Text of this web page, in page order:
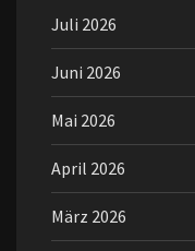
Juli 2026
Juni 2026
Mai 2026
April 2026
März 2026